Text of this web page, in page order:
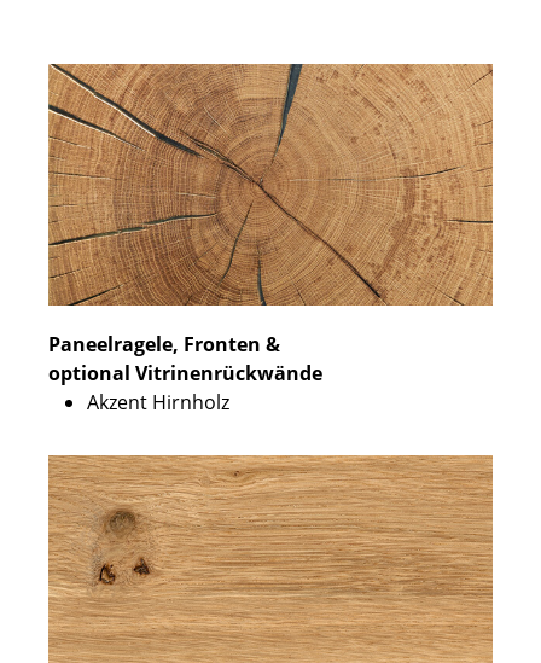
Paneelragele, Fronten &
optional Vitrinenrückwände
Akzent Hirnholz